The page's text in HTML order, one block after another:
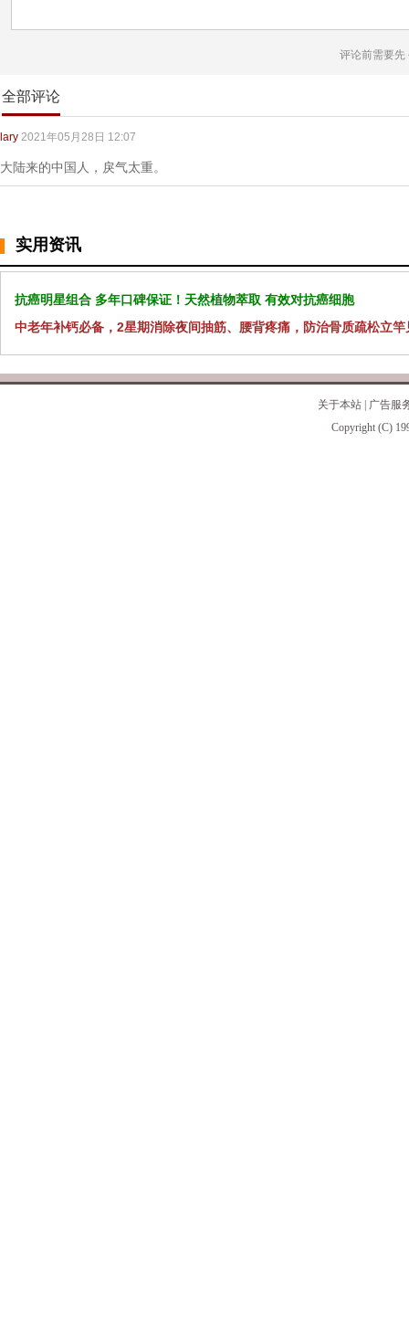
评论前需要先
全部评论
lary 2021年05月28日 12:07
大陆来的中国人，戾气太重。
实用资讯
抗癌明星组合 多年口碑保证！天然植物萃取 有效对抗癌细胞
中老年补钙必备，2星期消除夜间抽筋、腰背疼痛，防治骨质疏松立竿
关于本站
广告服
Copyright (C)